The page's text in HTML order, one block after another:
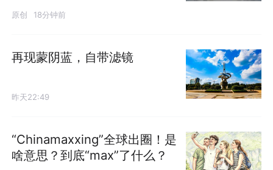
原创 18分钟前
再现蒙阴蓝，自带滤镜
昨天22:49
“Chinamaxxing”全球出圈！是
啥意思？到底“max”了什么？